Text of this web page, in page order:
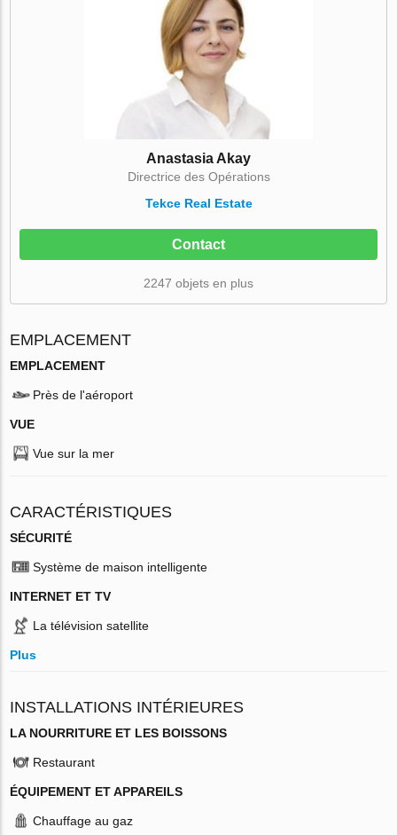
Anastasia Akay
Directrice des Opérations
Tekce Real Estate
Contact
2247 objets en plus
EMPLACEMENT
EMPLACEMENT
Près de l'aéroport
VUE
Vue sur la mer
CARACTÉRISTIQUES
SÉCURITÉ
Système de maison intelligente
INTERNET ET TV
La télévision satellite
Plus
INSTALLATIONS INTÉRIEURES
LA NOURRITURE ET LES BOISSONS
Restaurant
ÉQUIPEMENT ET APPAREILS
Chauffage au gaz